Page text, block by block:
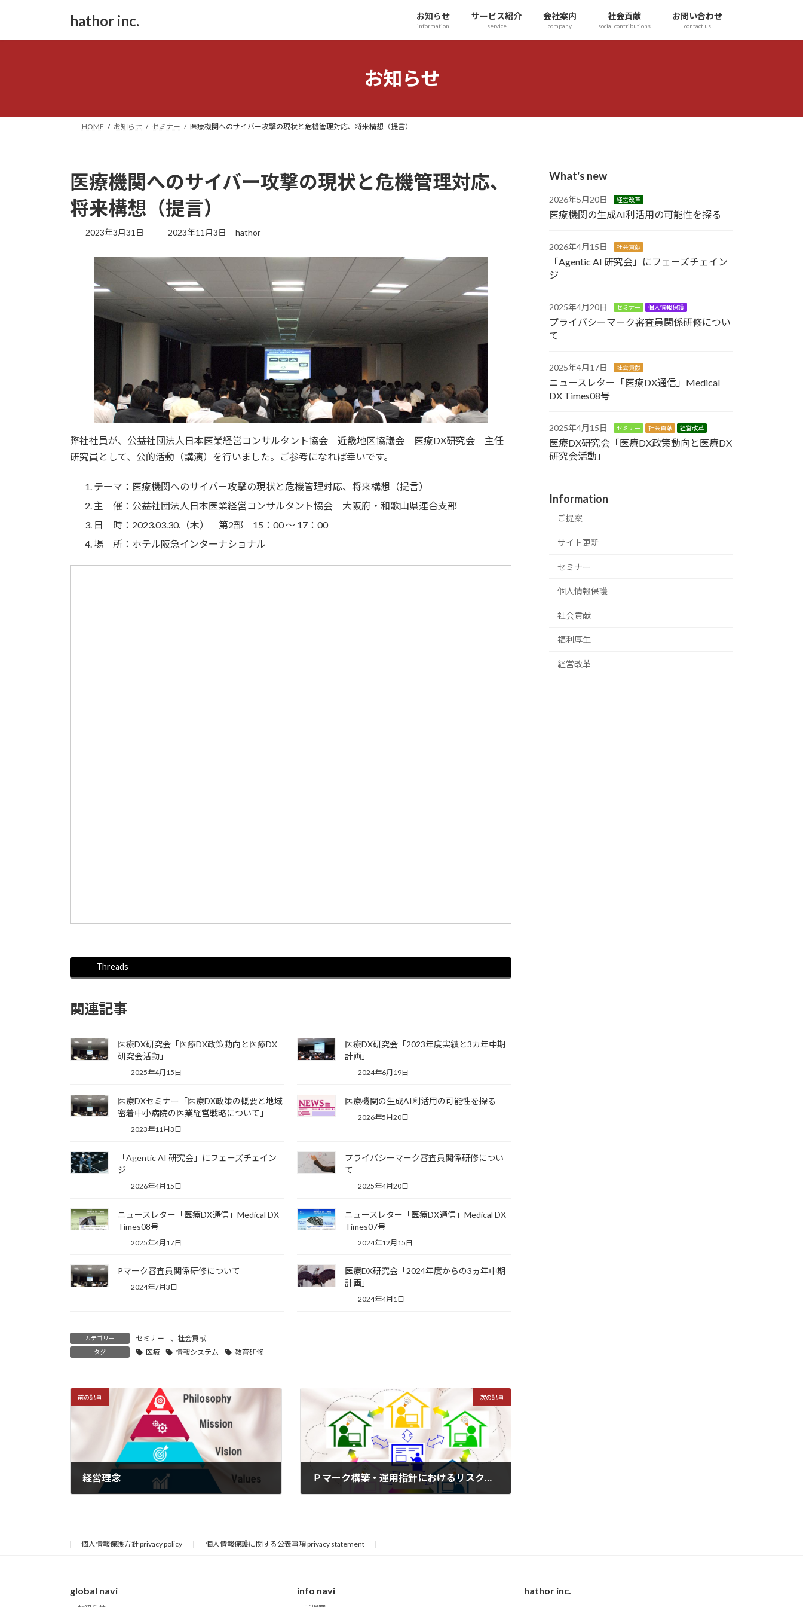
hathor inc. お知らせ
information
サービス紹介
service
会社案内
company
社会貢献
social contributions
お問い合わせ
contact us
お知らせ
HOME お知らせ セミナー 医療機関へのサイバー攻撃の現状と危機管理対応、将来構想（提言）
医療機関へのサイバー攻撃の現状と危機管理対応、
将来構想（提言）
2023年3月31日
最
更
日
時
2023年11月3日 hathor
弊社社員が、公益社団法人日本医業経営コンサルタント協会 近畿地区協議会 医療DX研究会 主任
研究員として、公的活動（講演）を行いました。ご参考になれば幸いです。
テーマ：医療機関へのサイバー攻撃の現状と危機管理対応、将来構想（提言）
主 催：公益社団法人日本医業経営コンサルタント協会 大阪府・和歌山県連合支部
日 時：2023.03.30.（木） 第2部 15：00 ～ 17：00
場 所：ホテル阪急インターナショナル
Threads
関連記事
医療DX研究会「医療DX政策動向と医療DX
研究会活動」
2025年4月15日
医療DX研究会「2023年度実績と3カ年中期
計画」
2024年6月19日
医療DXセミナー「医療DX政策の概要と地域
密着中小病院の医業経営戦略について」
2023年11月3日
医療機関の生成AI利活用の可能性を探る
2026年5月20日
「Agentic AI 研究会」にフェーズチェイン
ジ
2026年4月15日
プライバシーマーク審査員関係研修につい
て
2025年4月20日
ニュースレター「医療DX通信」Medical DX
Times08号
2025年4月17日
ニュースレター「医療DX通信」Medical DX
Times07号
2024年12月15日
Pマーク審査員関係研修について
2024年7月3日
医療DX研究会「2024年度からの3ヵ年中期
計画」
2024年4月1日
カテゴリー セミナー 、 社会貢献
タグ 医療 情報システム 教育研修
前の記事
経営理念
次の記事
Ｐマーク構築・運用指針におけるリスクアセスメント＆リスク対応及びパフォーマンス評価について
What's new
2026年5月20日 経営改革
医療機関の生成AI利活用の可能性を探る
2026年4月15日 社会貢献
「Agentic AI 研究会」にフェーズチェイン
ジ
2025年4月20日 セミナー 個人情報保護
プライバシーマーク審査員関係研修につい
て
2025年4月17日 社会貢献
ニュースレター「医療DX通信」Medical
DX Times08号
2025年4月15日 セミナー 社会貢献 経営改革
医療DX研究会「医療DX政策動向と医療DX
研究会活動」
Information
ご提案
サイト更新
セミナー
個人情報保護
社会貢献
福利厚生
経営改革
個人情報保護方針 privacy policy 個人情報保護に関する公表事項 privacy statement
global navi info navi hathor inc.